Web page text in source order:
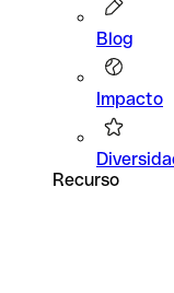
Blog
Impacto
Recurso